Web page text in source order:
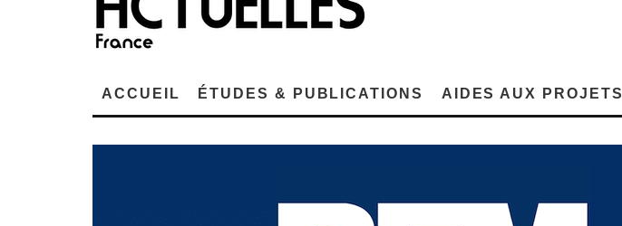
ACCUEIL ÉTUDES & PUBLICATIONS AIDES AUX PROJETS